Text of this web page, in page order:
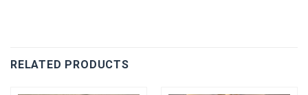
RELATED PRODUCTS